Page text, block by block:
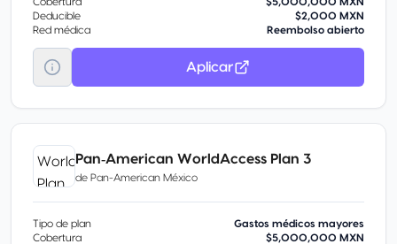
Deducible
$2,000 MXN
Red médica
Reembolso abierto
Aplicar
Pan‑American WorldAccess Plan 3
de Pan-American México
Tipo de plan
Gastos médicos mayores
Cobertura
$5,000,000 MXN